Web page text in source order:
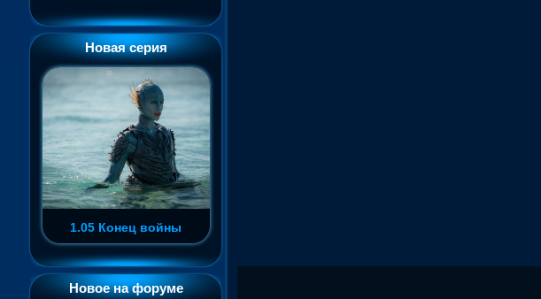
Новая серия
1.05 Конец войны
Новое на форуме